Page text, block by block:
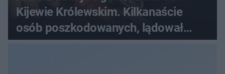
Kijewie Królewskim. Kilkanaście
osób poszkodowanych, lądował
śmigłowiec LPR